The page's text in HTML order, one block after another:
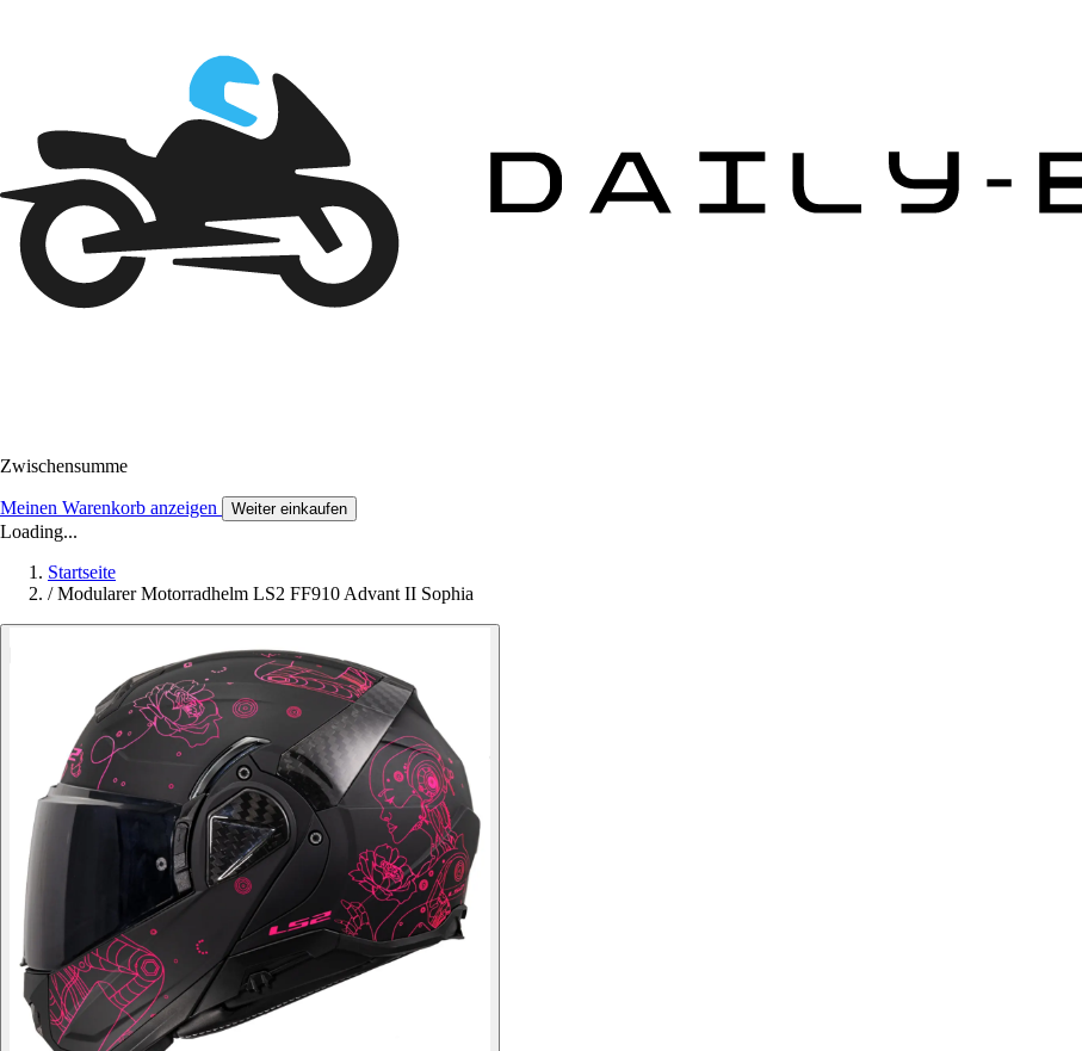
Zwischensumme
Meinen Warenkorb anzeigen Weiter einkaufen
Loading...
Startseite
/ Modularer Motorradhelm LS2 FF910 Advant II Sophia